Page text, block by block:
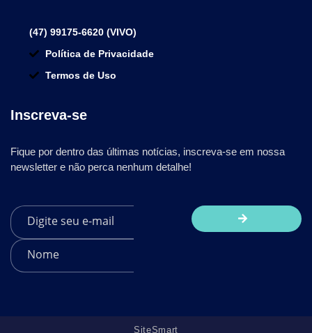
(47) 99175-6620 (VIVO)
Política de Privacidade
Termos de Uso
Inscreva-se
Fique por dentro das últimas notícias, inscreva-se em nossa
newsletter e não perca nenhum detalhe!
SiteSmart